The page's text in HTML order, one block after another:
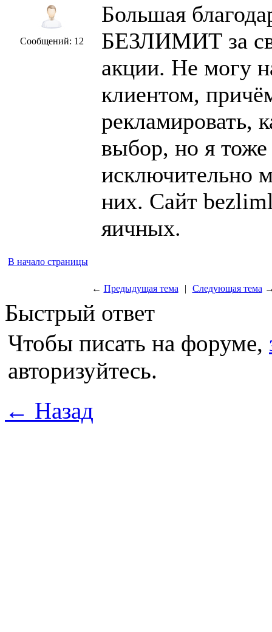
Сообщений: 12
Большая
БЕЗЛИМИТ за
акции. Не могу
клиентом,
рекламировать,
выбор, но я тоже
исключительно
них. Сайт
яичных.
В начало страницы
← Предыдущая тема | Следующая тема
Быстрый ответ
Чтобы писать на форуме,
авторизуйтесь.
← Назад